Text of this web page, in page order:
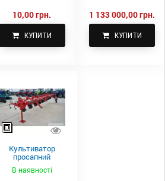
10,00 грн.
КУПИТИ
1 133 000,00 грн.
КУПИТИ
Культиватор
просапний
КПН-5,6-05
В наявності